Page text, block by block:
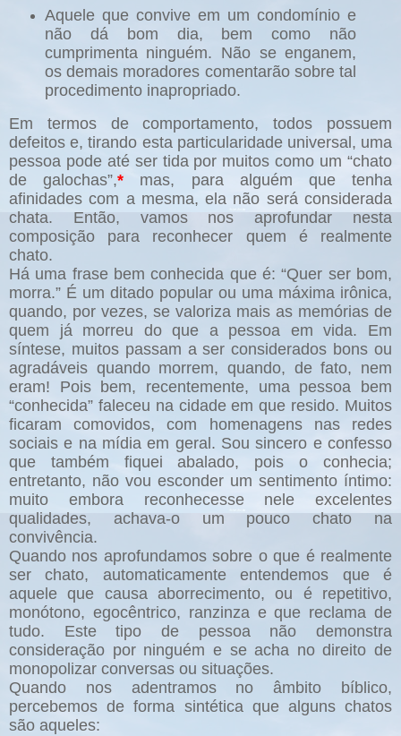
Aquele que convive em um condomínio e
não dá bom dia, bem como não
cumprimenta ninguém. Não se enganem,
os demais moradores comentarão sobre tal
procedimento inapropriado.
Em termos de comportamento, todos possuem
defeitos e, tirando esta particularidade universal, uma
pessoa pode até ser tida por muitos como um “chato
de galochas”,* mas, para alguém que tenha
afinidades com a mesma, ela não será considerada
chata. Então, vamos nos aprofundar nesta
composição para reconhecer quem é realmente
chato.
Há uma frase bem conhecida que é: “Quer ser bom,
morra.” É um ditado popular ou uma máxima irônica,
quando, por vezes, se valoriza mais as memórias de
quem já morreu do que a pessoa em vida. Em
síntese, muitos passam a ser considerados bons ou
agradáveis quando morrem, quando, de fato, nem
eram! Pois bem, recentemente, uma pessoa bem
“conhecida” faleceu na cidade em que resido. Muitos
ficaram comovidos, com homenagens nas redes
sociais e na mídia em geral. Sou sincero e confesso
que também fiquei abalado, pois o conhecia;
entretanto, não vou esconder um sentimento íntimo:
muito embora reconhecesse nele excelentes
qualidades, achava-o um pouco chato na
convivência.
Quando nos aprofundamos sobre o que é realmente
ser chato, automaticamente entendemos que é
aquele que causa aborrecimento, ou é repetitivo,
monótono, egocêntrico, ranzinza e que reclama de
tudo. Este tipo de pessoa não demonstra
consideração por ninguém e se acha no direito de
monopolizar conversas ou situações.
Quando nos adentramos no âmbito bíblico,
percebemos de forma sintética que alguns chatos
são aqueles: